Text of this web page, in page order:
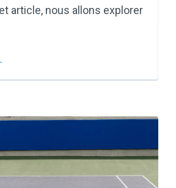
article, nous allons explorer